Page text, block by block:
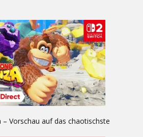
Vorschau auf das chaotischste